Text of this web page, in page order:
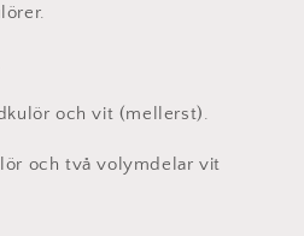
och vit (mellerst).
och två volymdelar vit